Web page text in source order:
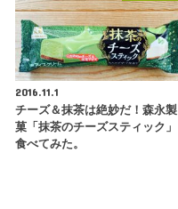
2016.11.1
チーズ＆抹茶は絶妙だ！森永製
菓「抹茶のチーズスティック」
食べてみた。